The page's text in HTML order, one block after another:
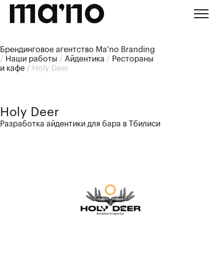
Брендинговое агентство Ma'no Branding
/ Наши работы / Айдентика / Рестораны
и кафе / Holy Deer
Holy Deer
Разработка айдентики для бара в Тбилиси